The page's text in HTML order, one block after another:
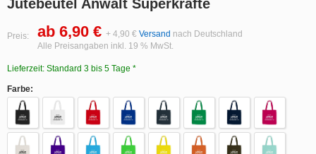
Jutebeutel Anwalt Superkräfte
Preis: ab 6,90 € + 4,90 € Versand nach Deutschland
Alle Preisangaben inkl. 19 % MwSt.
Lieferzeit: Standard 3 bis 5 Tage *
Farbe: